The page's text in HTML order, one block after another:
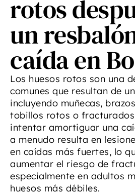
rotos
un
caída en
Los huesos rotos son una
comunes que resultan de
incluyendo muñecas,
tobillos rotos o
intentar amortiguar una
a menudo resulta en
en caídas más fuertes, lo
aumentar el riesgo de
especialmente en adultos
huesos más débiles.